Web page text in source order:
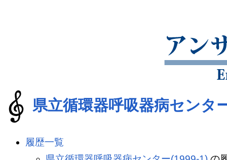
県立循環器呼吸器病センタ
履歴一覧